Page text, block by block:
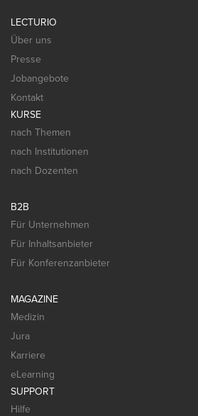
LECTURIO
Über uns
Presse
Jobangebote
Kontakt
KURSE
nach Themen
nach Institutionen
nach Dozenten
B2B
Für Unternehmen
Für Inhaltsanbieter
Für Konferenzanbieter
MAGAZINE
Medizin
Jura
Karriere
eLearning
SUPPORT
Hilfe